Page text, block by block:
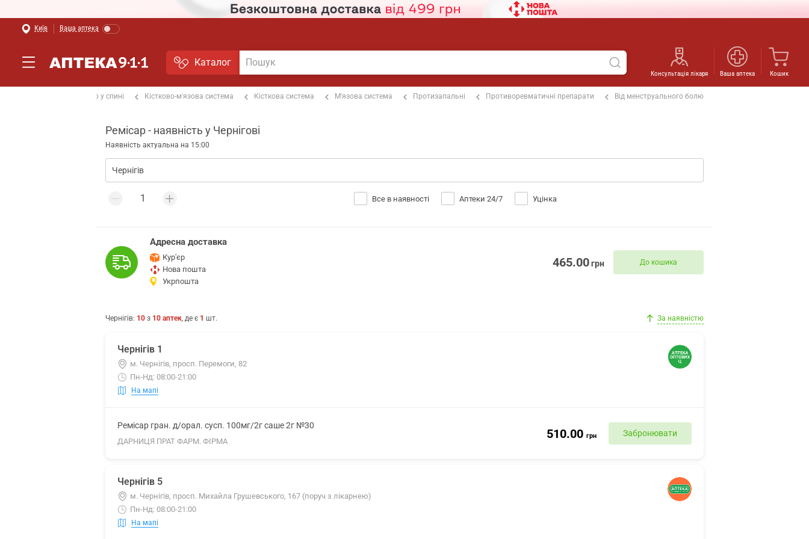
Київ Ваша аптека
Каталог
Консультація лікаря Ваша аптека Кошик
Від болю у спині Кістково-м'язова система Кісткова система М'язова система Протизапальні Противоревматичні препарати Від менструального болю
Ремісар - наявність у Чернігові
Наявність актуальна на 15:00
Все в наявності Аптеки 24/7 Уцінка
Адресна доставка
Кур'єр
Нова пошта
Укрпошта
465.00грн До кошика
Чернігів: 10 з 10 аптек, де є 1 шт. За наявністю
Чернігів 1
м. Чернігів, просп. Перемоги, 82
Пн-Нд: 08:00-21:00
На мапі
Ремісар гран. д/орал. сусп. 100мг/2г саше 2г №30
ДАРНИЦЯ ПРАТ ФАРМ. ФІРМА
510.00 грн Забронювати
Чернігів 5
м. Чернігів, просп. Михайла Грушевського, 167 (поруч з лікарнею)
Пн-Нд: 08:00-21:00
На мапі